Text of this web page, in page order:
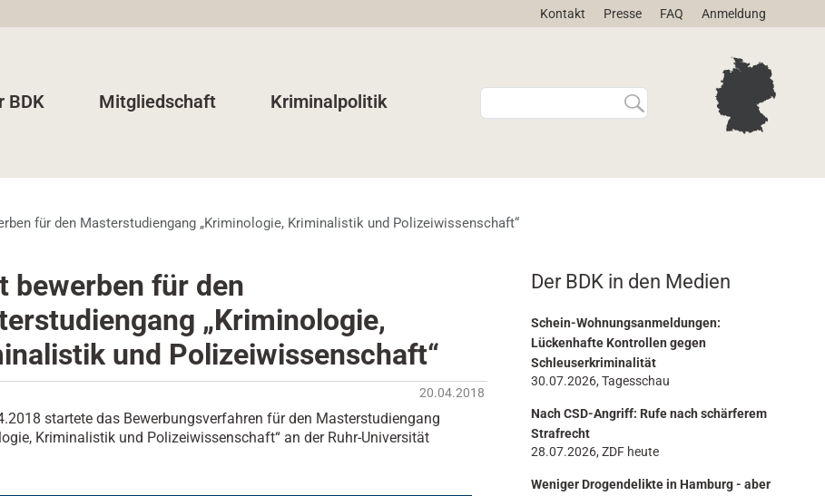
Kontakt Presse FAQ Anmeldung
BDK Mitgliedschaft Kriminalpolitik
W
e
d
h
e
E
r
r
…
für den Masterstudiengang „Kriminologie, Kriminalistik und Polizeiwissenschaft“
bewerben für den
„Kriminologie,
und Polizeiwissenschaft“
20.04.2018
startete das Bewerbungsverfahren für den Masterstudiengang
Kriminalistik und Polizeiwissenschaft“ an der Ruhr-Universität
Der BDK in den Medien
Schein-Wohnungsanmeldungen:
Lückenhafte Kontrollen gegen
Schleuserkriminalität
30.07.2026, Tagesschau
Nach CSD-Angriff: Rufe nach schärferem
Strafrecht
28.07.2026, ZDF heute
Weniger Drogendelikte in Hamburg - aber